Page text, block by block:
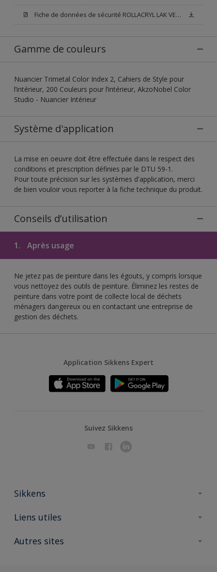
Fiche de données de sécurité ROLLACRYL LAK VELOURS
Gamme de couleurs
Nuancier Trimetal Color Index 2, Cahiers de Style pour
l’intérieur, 200 Couleurs pour l’intérieur, AkzoNobel Color
Studio - Nuancier Intérieur
Système d'application
La mise en oeuvre doit être effectuée dans le respect des
conditions et prescription définies par le DTU 59-1.
Pour toute précision sur les systèmes d'application, merci
de bien vouloir vous reporter à la fiche technique du produit.
Conseils d’utilisation
1. Après usage
Ne jetez pas de peinture dans les égouts, y compris lorsque
vous nettoyez des outils de peinture. Éliminez les restes de
peinture dans votre point de collecte local de déchets
ménagers dangereux ou en contactant une entreprise de
gestion des déchets.
Application Sikkens Expert
Suivez Sikkens
Sikkens
A propos de Sikkens
Liens utiles
Ouvrir un magasin PASS
Autres sites